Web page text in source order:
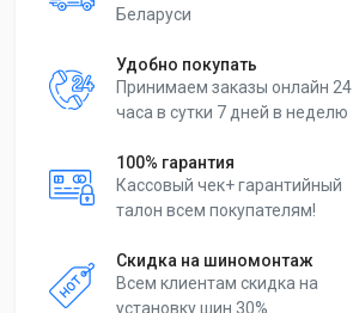
Беларуси
Удобно покупать
Принимаем заказы онлайн 24
часа в сутки 7 дней в неделю
100% гарантия
Кассовый чек+ гарантийный
талон всем покупателям!
Скидка на шиномонтаж
Всем клиентам скидка на
установку шин 30%